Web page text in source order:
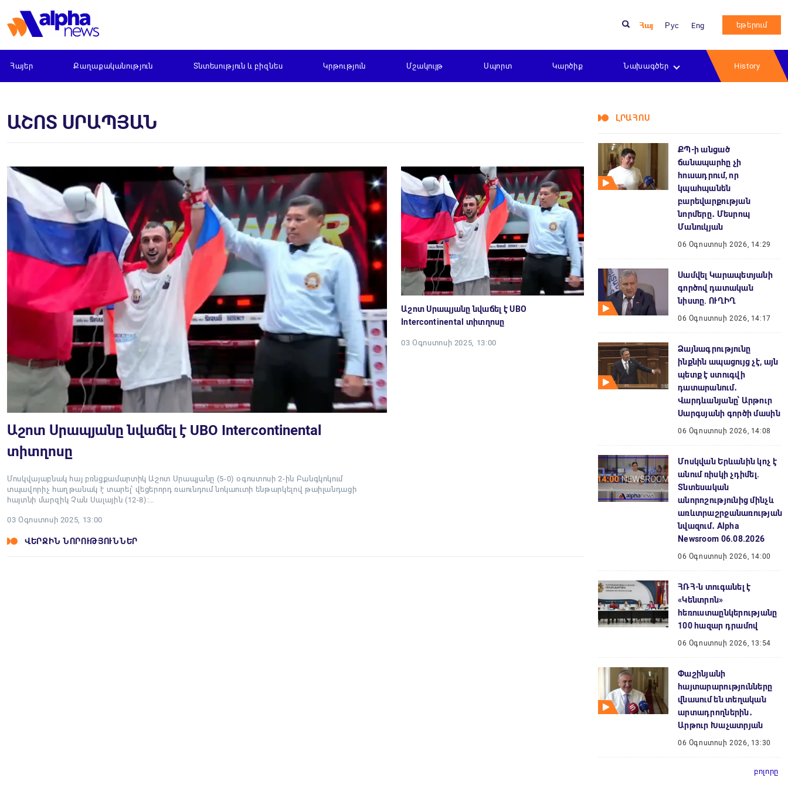
Հայ Рус Eng եթերում
Հայեր Քաղաքականություն Տնտեսություն և բիզնես Կրթություն Մշակույթ Սպորտ Կարծիք Նախագծեր History
ԱՇՈՏ ՍՐԱՊՅԱՆ
Աշոտ Սրապյանը նվաճել է UBO Intercontinental
տիտղոսը
Մոսկվայաբնակ հայ բռնցքամարտիկ Աշոտ Սրապյանը (5-0) օգոստոսի 2-ին Բանգկոկում
տպավորիչ հաղթանակ է տարել՝ վեցերորդ ռաունդում նոկաուտի ենթարկելով թաիլանդացի
հայտնի մարզիկ Չան Սալային (12-8):…
03 Օգոստոսի 2025, 13:00
Աշոտ Սրապյանը նվաճել է UBO
Intercontinental տիտղոսը
03 Օգոստոսի 2025, 13:00
ՎԵՐՋԻՆ ՆՈՐՈՒԹՅՈՒՆՆԵՐ
ԼՐԱՀՈՍ
ՔՊ-ի անցած
ճանապարհը չի
հուսադրում, որ
կպահպանեն
բարեվարքության
նորմերը․ Մեսրոպ
Մանուկյան
06 Օգոստոսի 2026, 14:29
Սամվել Կարապետյանի
գործով դատական
նիստը. ՈՒՂԻՂ
06 Օգոստոսի 2026, 14:17
Ձայնագրությունը
ինքնին ապացույց չէ, այն
պետք է ստուգվի
դատարանում․
Վարդևանյանը՝ Արթուր
Սարգսյանի գործի մասին
06 Օգոստոսի 2026, 14:08
Մոսկվան Երևանին կոչ է
անում ռիսկի չդիմել.
Տնտեսական
անորոշությունից մինչև
առևտրաշրջանառության
նվազում․ Alpha
Newsroom 06.08.2026
06 Օգոստոսի 2026, 14:00
ՀՌՀ-ն տուգանել է
«Կենտրոն»
հեռուստաընկերությանը
100 հազար դրամով
06 Օգոստոսի 2026, 13:54
Փաշինյանի
հայտարարությունները
վնասում են տեղական
արտադրողներին․
Արթուր Խաչատրյան
06 Օգոստոսի 2026, 13:30
բոլորը